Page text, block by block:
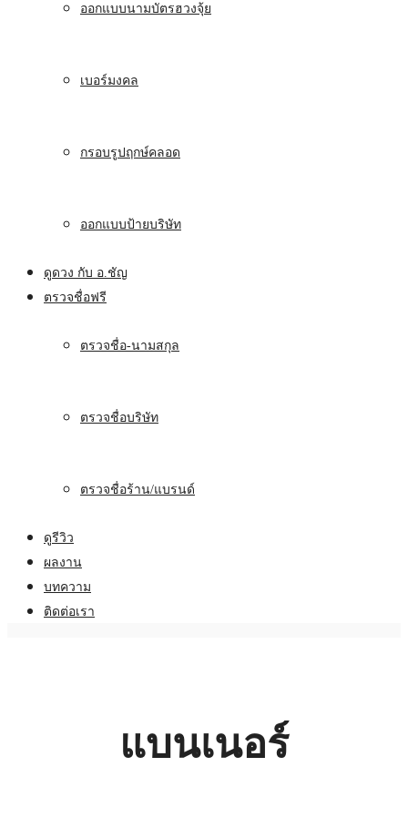
ออกแบบนามบัตรฮวงจุ้ย
เบอร์มงคล
กรอบรูปฤกษ์คลอด
ออกแบบป้ายบริษัท
ดูดวง กับ อ.ชัญ
ตรวจชื่อฟรี
ตรวจชื่อ-นามสกุล
ตรวจชื่อบริษัท
ตรวจชื่อร้าน/แบรนด์
ดูรีวิว
ผลงาน
บทความ
ติดต่อเรา
แบนเนอร์